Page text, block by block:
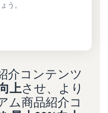
う。
介コンテンツ
上させ、より
ム商品紹介コ